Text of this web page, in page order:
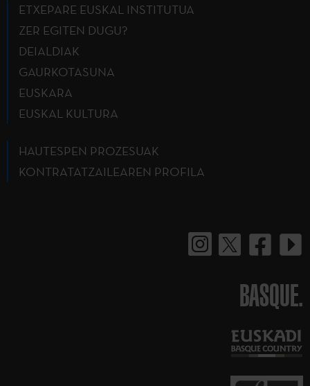
ETXEPARE EUSKAL INSTITUTUA
ZER EGITEN DUGU?
DEIALDIAK
GAURKOTASUNA
EUSKARA
EUSKAL KULTURA
HAUTESPEN PROZESUAK
KONTRATATZAILEAREN PROFILA
BASQUE.